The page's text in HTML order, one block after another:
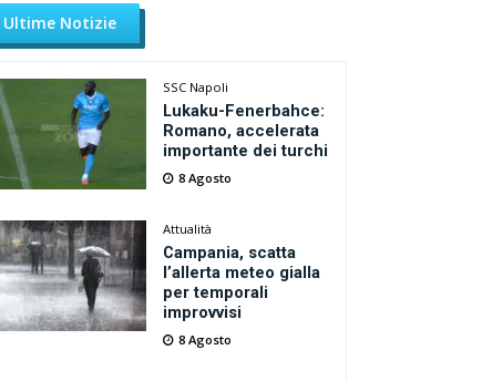
Ultime Notizie
SSC Napoli
Lukaku-Fenerbahce:
Romano, accelerata
importante dei turchi
8 Agosto
Attualità
Campania, scatta
l’allerta meteo gialla
per temporali
improvvisi
8 Agosto